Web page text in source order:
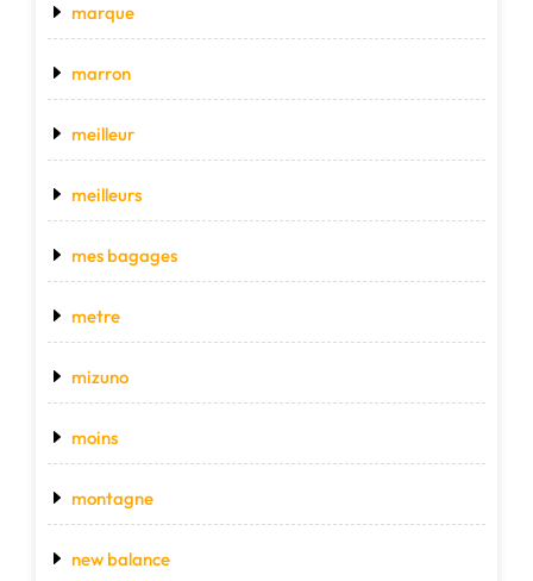
marque
marron
meilleur
meilleurs
mes bagages
metre
mizuno
moins
montagne
new balance